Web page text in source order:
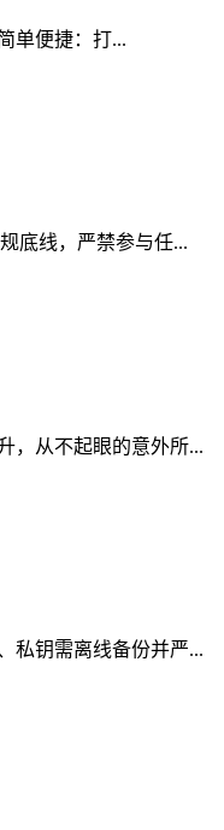
单便捷：打...
底线，严禁参与任...
，从不起眼的意外所...
私钥需离线备份并严...